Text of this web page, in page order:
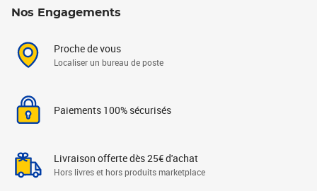
Nos Engagements
Proche de vous
Localiser un bureau de poste
Paiements 100% sécurisés
Livraison offerte dès 25€ d'achat
Hors livres et hors produits marketplace